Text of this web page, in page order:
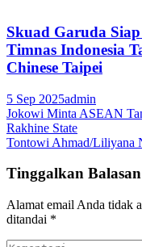
Skuad Garuda
Timnas Indonesia
Chinese Taipei
5 Sep 2025admin
Navigasi
pos
Jokowi Minta ASEAN
Rakhine State
Tontowi Ahmad/Liliyana
Tinggalkan Balasan
Alamat email Anda tidak
ditandai *